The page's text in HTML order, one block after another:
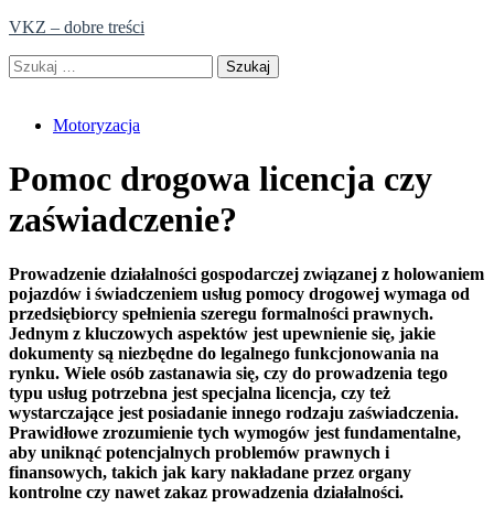
Skip
content
VKZ – dobre treści
Szukaj:
Motoryzacja
Pomoc drogowa licencja czy
zaświadczenie?
Prowadzenie działalności gospodarczej związanej z holowaniem
pojazdów i świadczeniem usług pomocy drogowej wymaga od
przedsiębiorcy spełnienia szeregu formalności prawnych.
Jednym z kluczowych aspektów jest upewnienie się, jakie
dokumenty są niezbędne do legalnego funkcjonowania na
rynku. Wiele osób zastanawia się, czy do prowadzenia tego
typu usług potrzebna jest specjalna licencja, czy też
wystarczające jest posiadanie innego rodzaju zaświadczenia.
Prawidłowe zrozumienie tych wymogów jest fundamentalne,
aby uniknąć potencjalnych problemów prawnych i
finansowych, takich jak kary nakładane przez organy
kontrolne czy nawet zakaz prowadzenia działalności.